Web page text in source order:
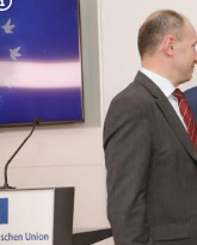
Untermenü
Untermenü
Untermenü
Untermenü
Copyright-Hinweis